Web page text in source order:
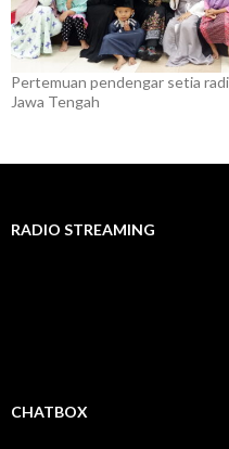
Pertemuan pendengar setia
Jawa Tengah
RADIO STREAMING
CHATBOX